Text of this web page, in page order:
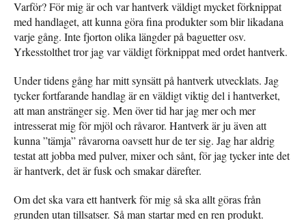
Varför? För mig är och var hantverk väldigt mycket förknippat
med handlaget, att kunna göra fina produkter som blir likadana
varje gång. Inte fjorton olika längder på baguetter osv.
Yrkesstolthet tror jag var väldigt förknippat med ordet hantverk.
Under tidens gång har mitt synsätt på hantverk utvecklats. Jag
tycker fortfarande handlag är en väldigt viktig del i hantverket,
att man anstränger sig. Men över tid har jag mer och mer
intresserat mig för mjöl och råvaror. Hantverk är ju även att
kunna ”tämja” råvarorna oavsett hur de ter sig. Jag har aldrig
testat att jobba med pulver, mixer och sånt, för jag tycker inte det
är hantverk, det är fusk och smakar därefter.
Om det ska vara ett hantverk för mig så ska allt göras från
grunden utan tillsatser. Så man startar med en ren produkt.